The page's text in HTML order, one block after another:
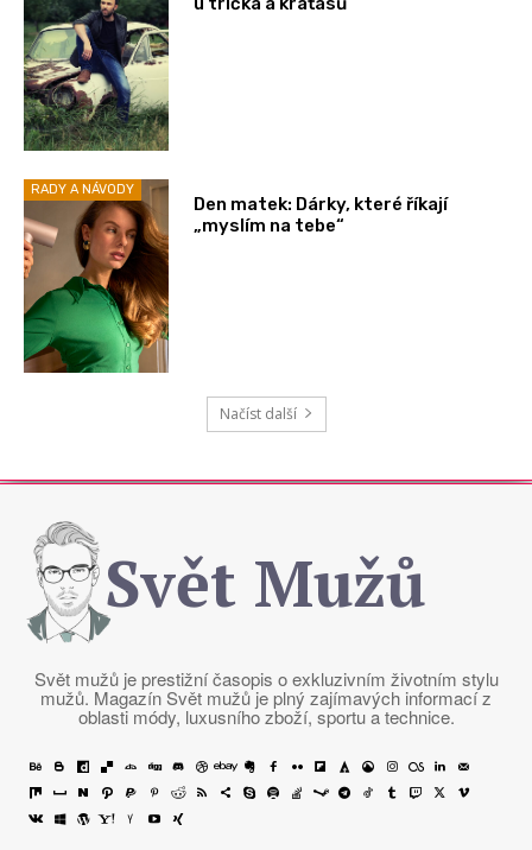
RADY A NÁVODY
Den matek: Dárky, které říkají
„myslím na tebe“
Načíst další
Svět Mužů
Svět mužů je prestižní časopis o exkluzivním životním stylu
mužů. Magazín Svět mužů je plný zajímavých informací z
oblasti módy, luxusního zboží, sportu a technice.